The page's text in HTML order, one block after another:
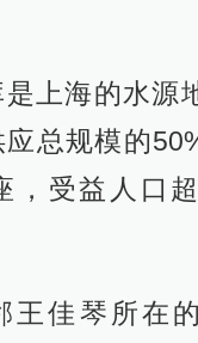
上海的水源
应总规模的
，受益人口
王佳琴所在